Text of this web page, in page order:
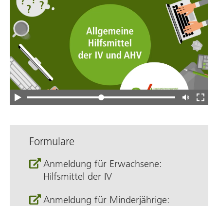
Formulare
Anmeldung für Erwachsene:
Hilfsmittel der IV
Anmeldung für Minderjährige: